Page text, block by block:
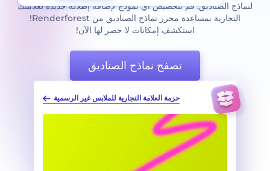
لنماذج الصناديق. قم بتخصيص أي نموذج لإضافة إطلالة جديدة لعلامتك
التجارية بمساعدة محرر نماذج الصناديق من Renderforest!
استكشف إمكانات لا حصر لها الآن!
تصفح نماذج الصناديق
الرسمية نماذج مجسمة للطرود المعباة ذات العلامات التجارية